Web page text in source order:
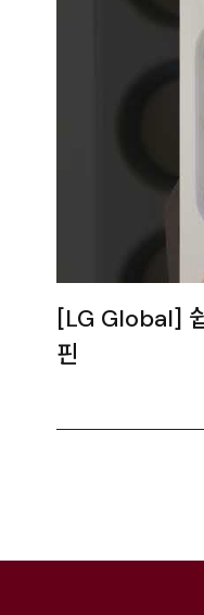
[LG Global]
핀